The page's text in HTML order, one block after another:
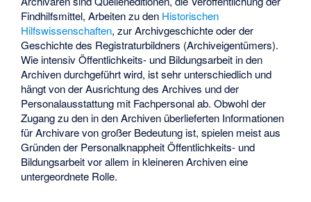
Findhilfsmittel, Arbeiten zu den Historischen
Hilfswissenschaften, zur Archivgeschichte oder der
Geschichte des Registraturbildners (Archiveigentümers).
Wie intensiv Öffentlichkeits- und Bildungsarbeit in den
Archiven durchgeführt wird, ist sehr unterschiedlich und
hängt von der Ausrichtung des Archives und der
Personalausstattung mit Fachpersonal ab. Obwohl der
Zugang zu den in den Archiven überlieferten Informationen
für Archivare von großer Bedeutung ist, spielen meist aus
Gründen der Personalknappheit Öffentlichkeits- und
Bildungsarbeit vor allem in kleineren Archiven eine
untergeordnete Rolle.